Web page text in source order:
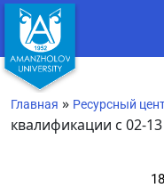
Главная » Ресурсный
квалификации с 02-